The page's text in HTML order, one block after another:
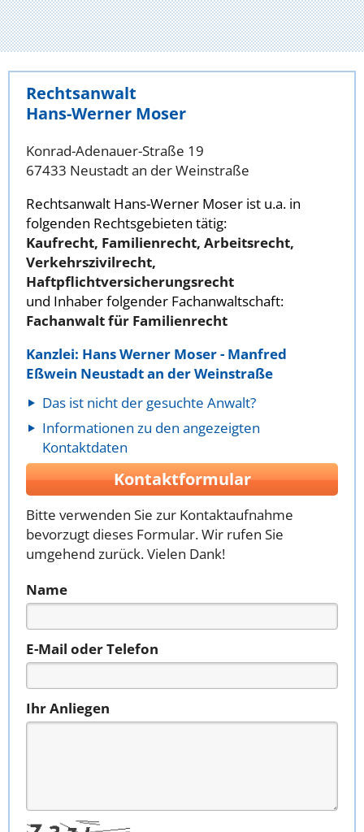
Rechtsanwalt
Hans-Werner Moser
Konrad-Adenauer-Straße 19
67433 Neustadt an der Weinstraße
Rechtsanwalt Hans-Werner Moser ist u.a. in
folgenden Rechtsgebieten tätig:
Kaufrecht, Familienrecht, Arbeitsrecht,
Verkehrszivilrecht,
Haftpflichtversicherungsrecht
und Inhaber folgender Fachanwaltschaft:
Fachanwalt für Familienrecht
Kanzlei: Hans Werner Moser - Manfred
Eßwein Neustadt an der Weinstraße
Das ist nicht der gesuchte Anwalt?
Informationen zu den angezeigten
Kontaktdaten
Kontaktformular
Bitte verwenden Sie zur Kontaktaufnahme
bevorzugt dieses Formular. Wir rufen Sie
umgehend zurück. Vielen Dank!
Name
E-Mail oder Telefon
Ihr Anliegen